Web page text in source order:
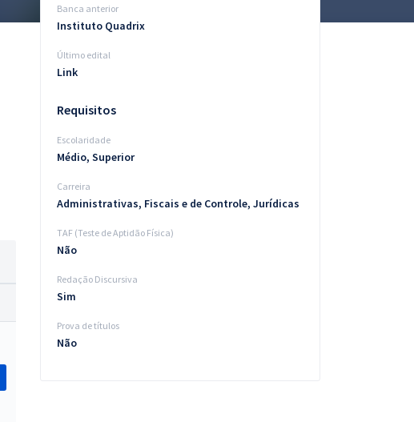
Banca anterior
Instituto Quadrix
Último edital
Link
Requisitos
Escolaridade
Médio, Superior
Carreira
Administrativas, Fiscais e de Controle, Jurídicas
TAF (Teste de Aptidão Física)
Não
Redação Discursiva
Sim
Prova de títulos
Não